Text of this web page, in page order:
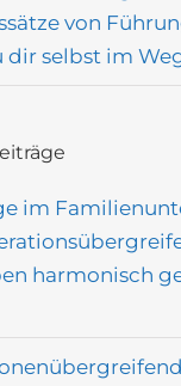
von
dir selbst im
im
harmonisch